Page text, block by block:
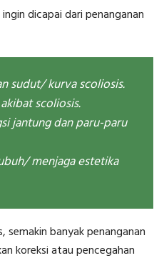
dicapai dari penanganan
sudut/ kurva scoliosis.
scoliosis.
jantung dan paru-paru
menjaga estetika
semakin banyak penanganan
koreksi atau pencegahan